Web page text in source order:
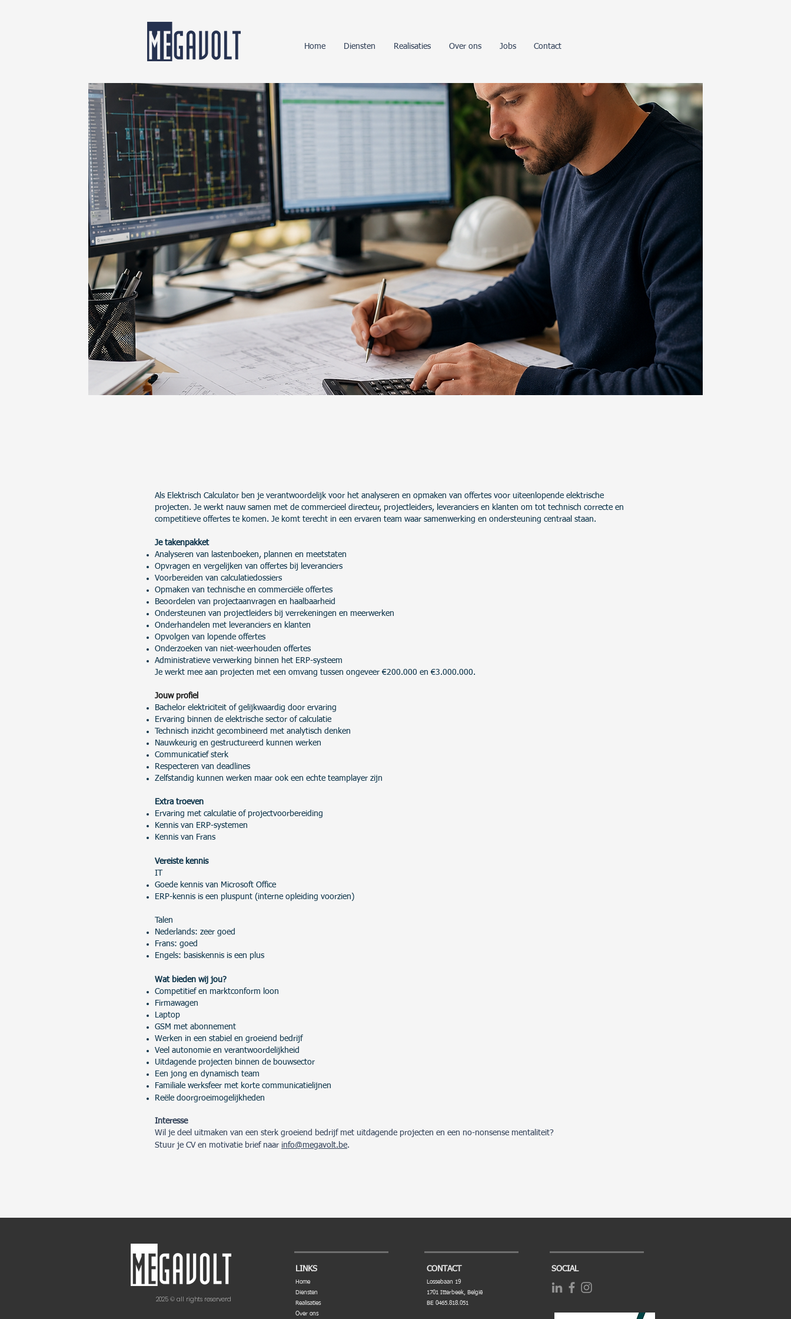
Home Diensten Realisaties Over ons Jobs Contact
Als Elektrisch Calculator ben je verantwoordelijk voor het analyseren en opmaken van offertes voor uiteenlopende elektrische
projecten. Je werkt nauw samen met de commercieel directeur, projectleiders, leveranciers en klanten om tot technisch correcte en
competitieve offertes te komen. Je komt terecht in een ervaren team waar samenwerking en ondersteuning centraal staan.
Je takenpakket
Analyseren van lastenboeken, plannen en meetstaten
Opvragen en vergelijken van offertes bij leveranciers
Voorbereiden van calculatiedossiers
Opmaken van technische en commerciële offertes
Beoordelen van projectaanvragen en haalbaarheid
Ondersteunen van projectleiders bij verrekeningen en meerwerken
Onderhandelen met leveranciers en klanten
Opvolgen van lopende offertes
Onderzoeken van niet-weerhouden offertes
Administratieve verwerking binnen het ERP-systeem
Je werkt mee aan projecten met een omvang tussen ongeveer €200.000 en €3.000.000.
Jouw profiel
Bachelor elektriciteit of gelijkwaardig door ervaring
Ervaring binnen de elektrische sector of calculatie
Technisch inzicht gecombineerd met analytisch denken
Nauwkeurig en gestructureerd kunnen werken
Communicatief sterk
Respecteren van deadlines
Zelfstandig kunnen werken maar ook een echte teamplayer zijn
Extra troeven
Ervaring met calculatie of projectvoorbereiding
Kennis van ERP-systemen
Kennis van Frans
Vereiste kennis
IT
Goede kennis van Microsoft Office
ERP-kennis is een pluspunt (interne opleiding voorzien)
Talen
Nederlands: zeer goed
Frans: goed
Engels: basiskennis is een plus
Wat bieden wij jou?
Competitief en marktconform loon
Firmawagen
Laptop
GSM met abonnement
Werken in een stabiel en groeiend bedrijf
Veel autonomie en verantwoordelijkheid
Uitdagende projecten binnen de bouwsector
Een jong en dynamisch team
Familiale werksfeer met korte communicatielijnen
Reële doorgroeimogelijkheden
Interesse
Wil je deel uitmaken van een sterk groeiend bedrijf met uitdagende projecten en een no-nonsense mentaliteit?
Stuur je CV en motivatie brief naar info@megavolt.be.
2025 © all rights reserverd
LINKS
Home
Diensten
Realisaties
Over ons
CONTACT
Lossebaan 19
1701 Itterbeek, België
BE 0465.818.051
SOCIAL